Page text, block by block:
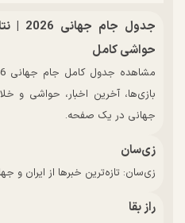
جدول
حواشی کامل
بازی‌ها، آخرین اخبار، حواشی و
جهانی در یک صفحه.
زی‌سان
زی‌سان: تازه‌ترین خبرها از ایران و
راز بقا